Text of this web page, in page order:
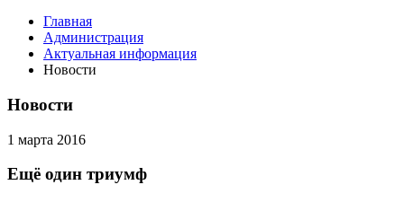
Главная
Администрация
Актуальная информация
Новости
Новости
1 марта 2016
Ещё один триумф